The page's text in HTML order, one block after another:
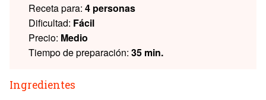
Receta para: 4 personas
Dificultad: Fácil
Precio: Medio
Tiempo de preparación: 35 min.
Ingredientes